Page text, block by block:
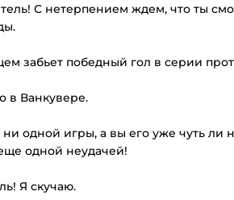
С нетерпением ждем, что ты
забьет победный гол в серии
в Ванкувере.
одной игры, а вы его уже чуть ли
одной неудачей!
Я скучаю.